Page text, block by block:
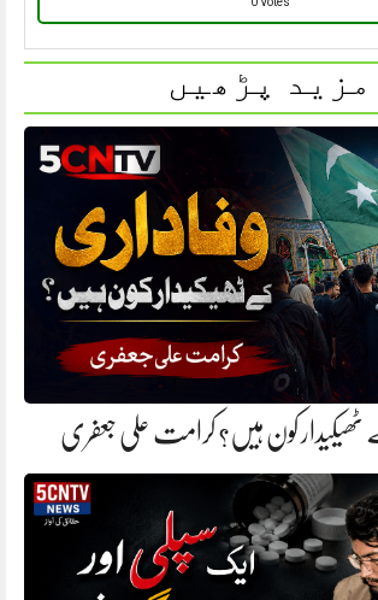
مزید پڑھیں
کون ہیں؟ کرامت علی جعفری